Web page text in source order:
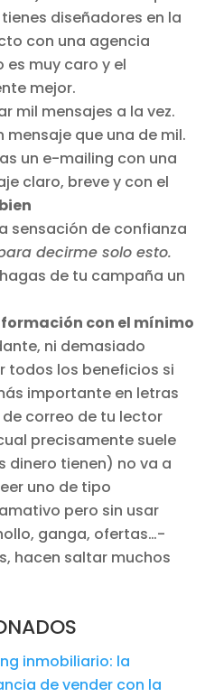
diseñadores en la
con una agencia
es muy caro y el
mejor.
mil mensajes a la vez.
que una de mil.
un e-mailing con una
claro, breve y con el
sensación de confianza
decirme solo esto.
de tu campaña un
con el mínimo
ni demasiado
todos los beneficios si
importante en letras
correo de tu lector
precisamente suele
dinero tienen) no va a
uno de tipo
pero sin usar
ganga, ofertas…-
hacen saltar muchos
inmobiliario: la
de vender con la